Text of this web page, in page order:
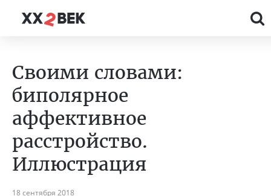
Своими словами:
биполярное
аффективное
расстройство.
Иллюстрация
18 сентября 2018